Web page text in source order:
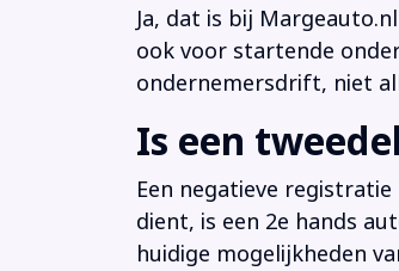
Ja, dat is bij
ook voor startende
ondernemersdrift, niet
Is een
Een negatieve
dient, is een 2e hands
huidige mogelijkheden